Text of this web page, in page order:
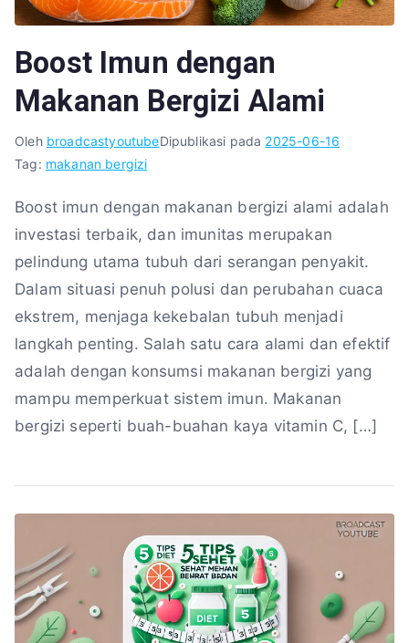
Boost Imun dengan
Makanan Bergizi Alami
Oleh broadcastyoutubeDipublikasi pada 2025-06-16
Tag: makanan bergizi
Boost imun dengan makanan bergizi alami adalah
investasi terbaik, dan imunitas merupakan
pelindung utama tubuh dari serangan penyakit.
Dalam situasi penuh polusi dan perubahan cuaca
ekstrem, menjaga kekebalan tubuh menjadi
langkah penting. Salah satu cara alami dan efektif
adalah dengan konsumsi makanan bergizi yang
mampu memperkuat sistem imun. Makanan
bergizi seperti buah-buahan kaya vitamin C, […]